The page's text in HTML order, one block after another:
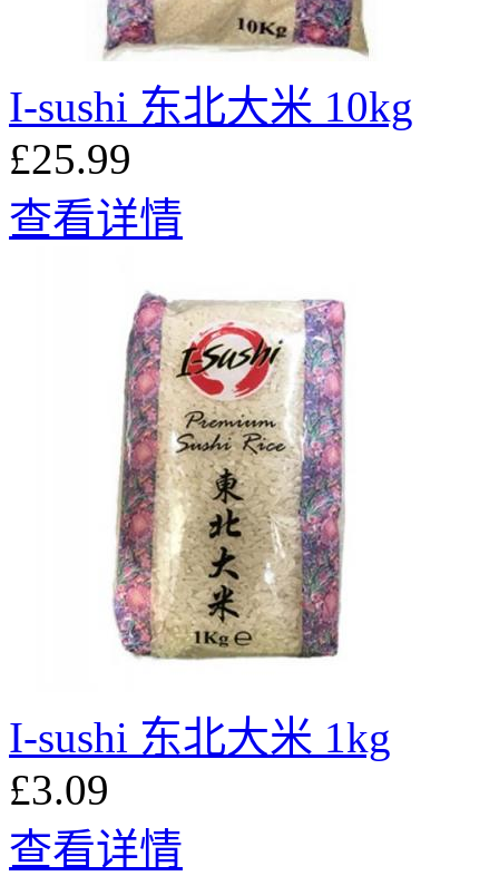
I-sushi 东北大米 10kg
£25.99
查看详情
I-sushi 东北大米 1kg
£3.09
查看详情